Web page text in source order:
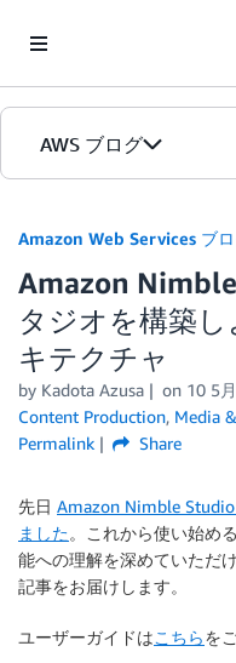
AWS ブログ
カテゴリ
エディション
Amazon Web Services ブ
Amazon
タジオを構築
キテクチャ
by Kadota Azusa on 10 5
Content Production, Media
Permalink
Share
先日 Amazon Nimble
ました。これから使い始め
能への理解を深めていただ
記事をお届けします。
ユーザーガイドはこちらを